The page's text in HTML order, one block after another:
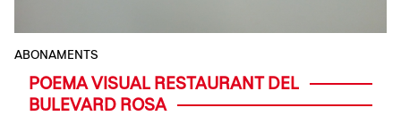
ABONAMENTS
POEMA VISUAL RESTAURANT DEL
BULEVARD ROSA